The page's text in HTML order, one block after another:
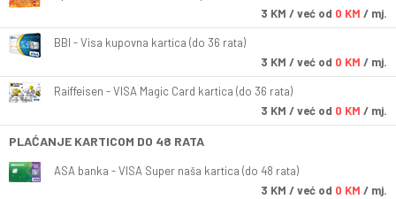
3 KM / već od 0 KM / mj.
BBI - Visa kupovna kartica (do 36 rata)
3 KM / već od 0 KM / mj.
Raiffeisen - VISA Magic Card kartica (do 36 rata)
3 KM / već od 0 KM / mj.
PLAĆANJE KARTICOM DO 48 RATA
ASA banka - VISA Super naša kartica (do 48 rata)
3 KM / već od 0 KM / mj.